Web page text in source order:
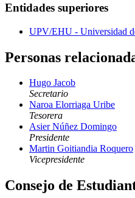
Entidades superiores
UPV/EHU - Universidad
Personas
Hugo Jacob
Secretario
Naroa Elorriaga Uribe
Tesorera
Asier Núñez Domingo
Presidente
Martin Goitiandia Roquero
Vicepresidente
Consejo de